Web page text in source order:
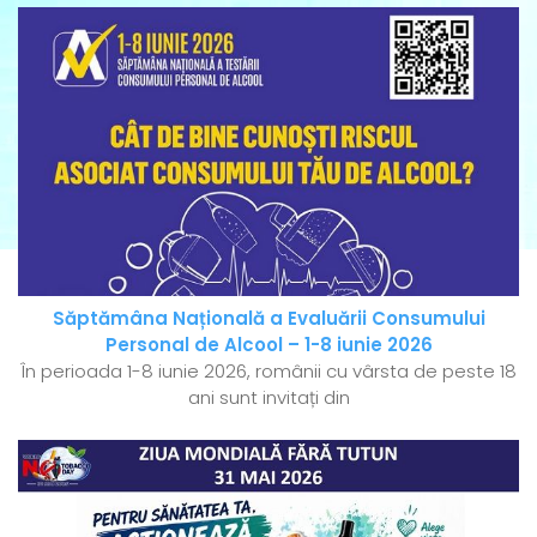
Săptămâna Națională a Evaluării Consumului
Personal de Alcool – 1-8 iunie 2026
În perioada 1-8 iunie 2026, românii cu vârsta de peste 18
ani sunt invitați din